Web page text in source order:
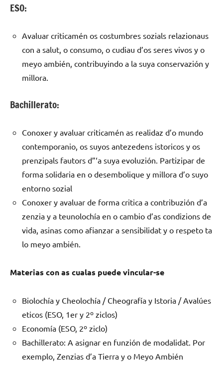
ESO:
Avaluar criticamén os costumbres sozials relazionaus
con a salut, o consumo, o cudiau d’os seres vivos y o
meyo ambién, contribuyindo a la suya conservazión y
millora.
Bachillerato:
Conoxer y avaluar criticamén as realidaz d’o mundo
contemporanio, os suyos antezedens istoricos y os
prenzipals fautors d”‘a suya evoluzión. Partizipar de
forma solidaria en o desembolique y millora d’o suyo
entorno sozial
Conoxer y avaluar de forma critica a contribuzión d’a
zenzia y a teunolochía en o cambio d’as condizions de
vida, asinas como afianzar a sensibilidat y o respeto ta
lo meyo ambién.
Materias con as cualas puede vincular-se
Biolochía y Cheolochía / Cheografía y Istoria / Avalúes
eticos (ESO, 1er y 2º ziclos)
Economía (ESO, 2º ziclo)
Bachillerato: A asignar en funzión de modalidat. Por
exemplo, Zenzias d’a Tierra y o Meyo Ambién